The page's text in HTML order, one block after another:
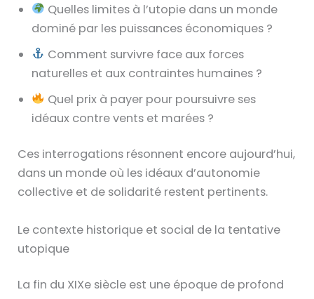
Quelles limites à l’utopie dans un monde
dominé par les puissances économiques ?
Comment survivre face aux forces
naturelles et aux contraintes humaines ?
Quel prix à payer pour poursuivre ses
idéaux contre vents et marées ?
Ces interrogations résonnent encore aujourd’hui,
dans un monde où les idéaux d’autonomie
collective et de solidarité restent pertinents.
Le contexte historique et social de la tentative
utopique
La fin du XIXe siècle est une époque de profond